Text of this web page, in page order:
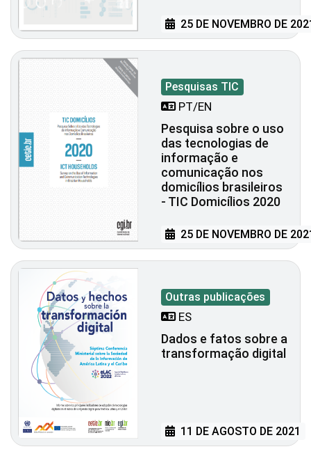
25 DE NOVEMBRO DE
Pesquisas TIC
PT/EN
Pesquisa sobre o uso
das tecnologias de
informação e
comunicação nos
domicílios brasileiros
- TIC Domicílios 2020
25 DE NOVEMBRO DE
Outras publicações
ES
Dados e fatos sobre a
transformação digital
11 DE AGOSTO DE 2021